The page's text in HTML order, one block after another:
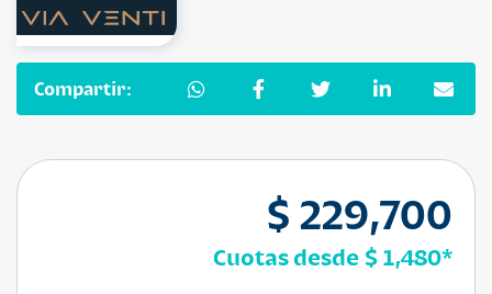
Compartir:
$ 229,700
Cuotas desde $ 1,480*